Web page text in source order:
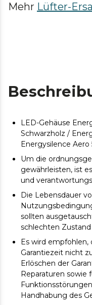
Mehr Lüfter-
LED-Gehäuse
Schwarzholz /
Energysilence Aero
Um die
gewährleisten, ist
und
Die Lebensdauer
sollten
schlechten
Es wird empfohlen,
Garantiezeit nicht
Erlöschen der
Reparaturen sowie
Handhabung des